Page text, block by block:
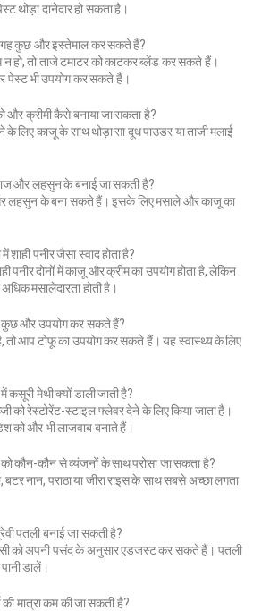
थोड़ा दानेदार हो सकता है।
जगह कुछ और इस्तेमाल कर सकते हैं?
न हो, तो ताजे टमाटर को काटकर ब्लेंड कर सकते हैं।
पेस्ट भी उपयोग कर सकते हैं।
और क्रीमी कैसे बनाया जा सकता है?
के लिए काजू के साथ थोड़ा सा दूध पाउडर या ताजी मलाई
और लहसुन के बनाई जा सकती है?
लहसुन के बना सकते हैं। इसके लिए मसाले और काजू का
शाही पनीर जैसा स्वाद होता है?
पनीर दोनों में काजू और क्रीम का उपयोग होता है, लेकिन
मसालेदारता होती है।
कुछ और उपयोग कर सकते हैं?
तो आप टोफू का उपयोग कर सकते हैं। यह स्वास्थ्य के लिए
कसूरी मेथी क्यों डाली जाती है?
को रेस्टोरेंट-स्टाइल फ्लेवर देने के लिए किया जाता है।
को और भी लाजवाब बनाते हैं।
कौन-कौन से व्यंजनों के साथ परोसा जा सकता है?
बटर नान, पराठा या जीरा राइस के साथ सबसे अच्छा लगता
पतली बनाई जा सकती है?
को अपनी पसंद के अनुसार एडजस्ट कर सकते हैं। पतली
डालें।
की मात्रा कम की जा सकती है?